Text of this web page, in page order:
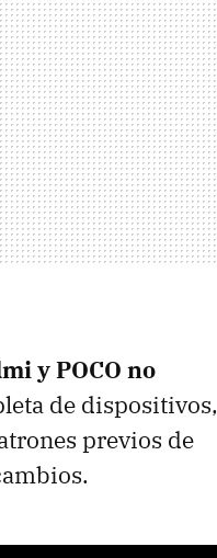
y POCO no
de dispositivos,
previos de